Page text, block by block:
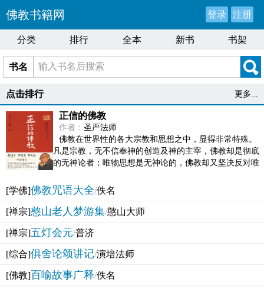
佛教书籍网 登录 注册
分类 排行 全本 新书 书架
书名
点击排行 更多...
正信的佛教
作者： 圣严法师
佛教在世界性的各大宗教和思想之中，显得非常特殊。
凡是宗教，无不信奉神的创造及神的主宰，佛教却是彻底
的无神论者；唯物思想是无神论的，佛教却又坚决反对唯
[学佛]佛教咒语大全/佚名
[禅宗]憨山老人梦游集/憨山大师
[禅宗]五灯会元/普济
[综合]俱舍论颂讲记/演培法师
[佛教]百喻故事广释/佚名